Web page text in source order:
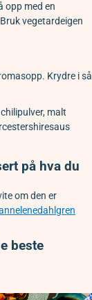
opp med en
vegetardeigen
Krydre i så
malt
på hva du
om den er
beste